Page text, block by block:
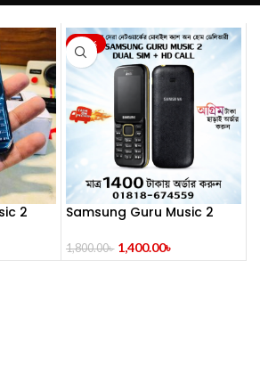
2
-22%
Samsung Guru Music 2
1,800.00৳ 1,400.00৳